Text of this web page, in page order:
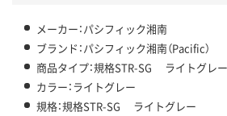
メーカー：パシフィック湘南
ブランド：パシフィック湘南（Pacific）
商品タイプ：規格STR-SG ライトグレー
カラー：ライトグレー
規格：規格STR-SG ライトグレー